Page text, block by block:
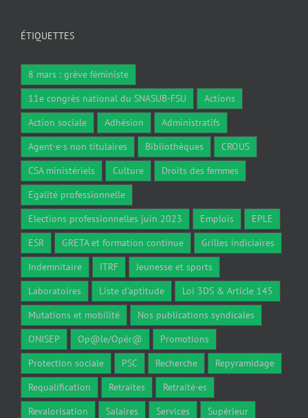
ÉTIQUETTES
8 mars : grève féministe
11e congrès national du SNASUB-FSU
Actions
Action sociale
Adhésion
Administratifs
Agent·e·s non titulaires
Bibliothèques
CROUS
CSA ministériels
Culture
Droits des femmes
Egalité professionnelle
Elections professionnelles juin 2023
Emplois
EPLE
ESR
GRETA et formation continue
Grilles indiciaires
Indemnitaire
ITRF
Jeunesse et sports
Laboratoires
Liste d'aptitude
Loi 3DS & Article 145
Mutations et mobilité
Nos publications syndicales
ONISEP
Op@le/Opér@
Promotions
Protection sociale
PSC Recherche
Repyramidage
Requalification
Retraites
Retraité·es
Revalorisation
Salaires Services Supérieur